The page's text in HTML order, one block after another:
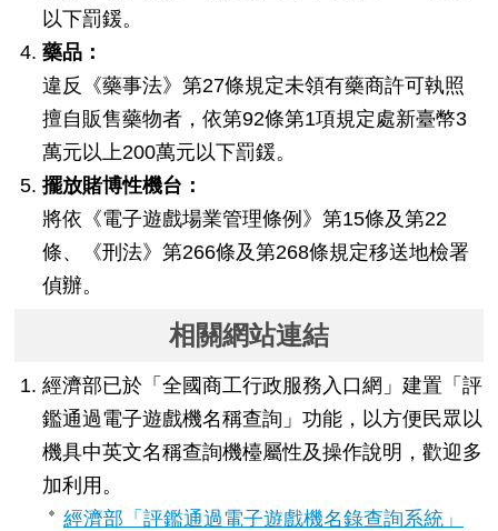
以下罰鍰。
藥品：
違反《藥事法》第27條規定未領有藥商許可執照
擅自販售藥物者，依第92條第1項規定處新臺幣3
萬元以上200萬元以下罰鍰。
擺放賭博性機台：
將依《電子遊戲場業管理條例》第15條及第22
條、《刑法》第266條及第268條規定移送地檢署
偵辦。
相關網站連結
經濟部已於「全國商工行政服務入口網」建置「評
鑑通過電子遊戲機名稱查詢」功能，以方便民眾以
機具中英文名稱查詢機檯屬性及操作說明，歡迎多
加利用。
經濟部「評鑑通過電子遊戲機名錄查詢系統」